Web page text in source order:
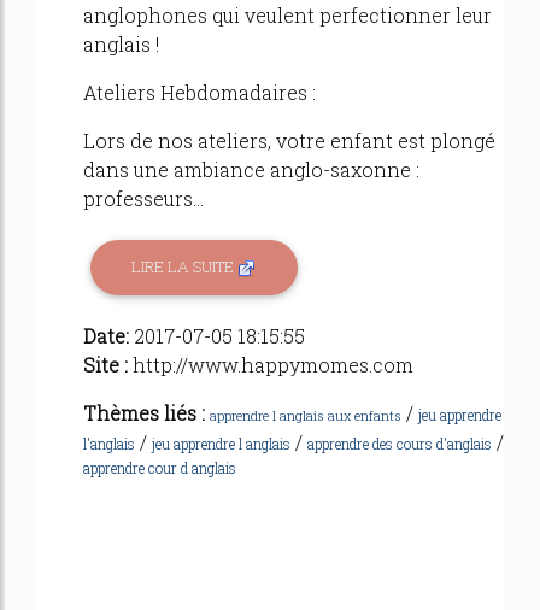
anglophones qui veulent perfectionner leur
anglais !
Ateliers Hebdomadaires :
Lors de nos ateliers, votre enfant est plongé
dans une ambiance anglo-saxonne :
professeurs...
LIRE LA SUITE
Date: 2017-07-05 18:15:55
Site :http://www.happymomes.com
Thèmes liés : apprendre l anglais aux enfants / jeu apprendre
l'anglais / jeu apprendre l anglais / apprendre des cours d'anglais /
apprendre cour d anglais